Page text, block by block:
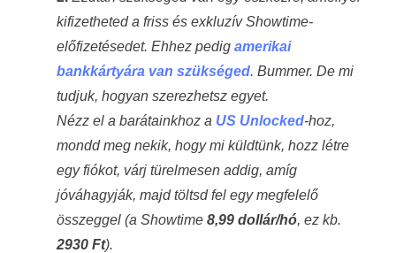
kifizetheted a friss és exkluzív Showtime-
előfizetésedet. Ehhez pedig amerikai
bankkártyára van szükséged. Bummer. De mi
tudjuk, hogyan szerezhetsz egyet.
Nézz el a barátainkhoz a US Unlocked-hoz,
mondd meg nekik, hogy mi küldtünk, hozz létre
egy fiókot, várj türelmesen addig, amíg
jóváhagyják, majd töltsd fel egy megfelelő
összeggel (a Showtime 8,99 dollár/hó, ez kb.
2930 Ft).